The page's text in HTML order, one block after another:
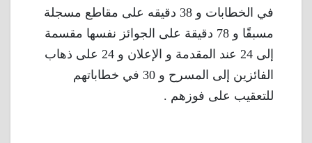
في الخطابات و 38 دقيقه على مقاطع مسجلة
مسبقًا و 78 دقيقة على الجوائز نفسها مقسمة
إلى 24 عند المقدمة و الإعلان و 24 على ذهاب
الفائزين إلى المسرح و 30 في خطاباتهم
للتعقيب على فوزهم .